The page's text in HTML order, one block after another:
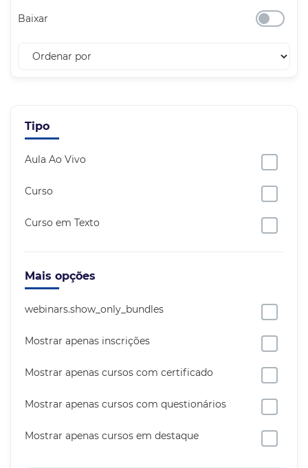
Baixar
Tipo
Aula Ao Vivo
Curso
Curso em Texto
Mais opções
webinars.show_only_bundles
Mostrar apenas inscrições
Mostrar apenas cursos com certificado
Mostrar apenas cursos com questionários
Mostrar apenas cursos em destaque